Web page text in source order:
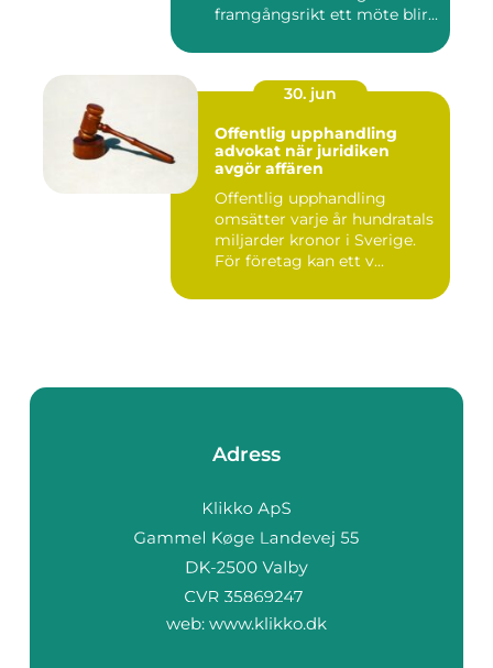
framgångsrikt ett möte blir...
30. jun
Offentlig upphandling
advokat när juridiken
avgör affären
Offentlig upphandling
omsätter varje år hundratals
miljarder kronor i Sverige.
För företag kan ett v...
Adress
web: www.klikko.dk